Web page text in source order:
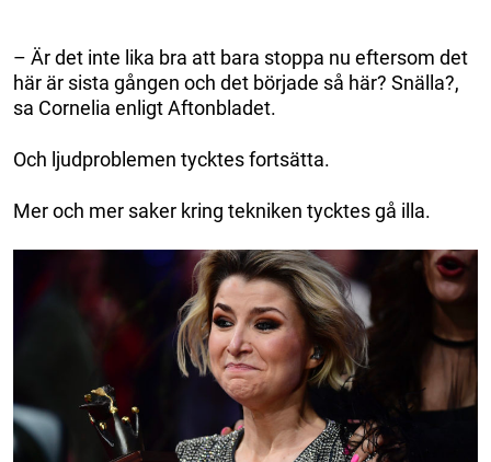
– Är det inte lika bra att bara stoppa nu eftersom det
här är sista gången och det började så här? Snälla?,
sa Cornelia enligt Aftonbladet.
Och ljudproblemen tycktes fortsätta.
Mer och mer saker kring tekniken tycktes gå illa.